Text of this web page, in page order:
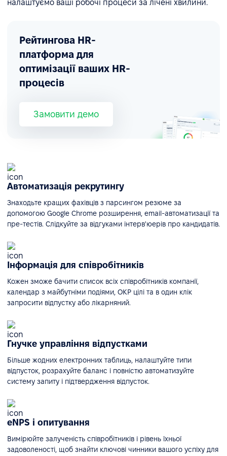
налаштуємо ваші робочі процеси за лічені хвилини.
Рейтингова HR-
платформа для
оптимізації ваших HR-
процесів
Замовити демо
Автоматизація рекрутингу
Знаходьте кращих фахівців з парсингом резюме за
допомогою Google Chrome розширення, email-автоматизації та
пре-тестів. Слідкуйте за відгуками інтерв'юерів про кандидатів.
Інформація для співробітників
Кожен зможе бачити список всіх співробітників компанії,
календар з майбутніми подіями, ОКР цілі та в один клік
запросити відпустку або лікарняний.
Гнучке управління відпустками
Більше жодних електронних таблиць, налаштуйте типи
відпусток, розрахуйте баланс і повністю автоматизуйте
систему запиту і підтвердження відпусток.
eNPS і опитування
Вимірюйте залученість співробітників і рівень їхньої
задоволеності, щоб знайти ключові чинники вашого успіху для